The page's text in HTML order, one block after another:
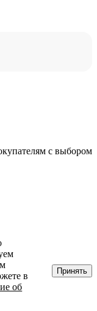
с выбором
в
об
Принять